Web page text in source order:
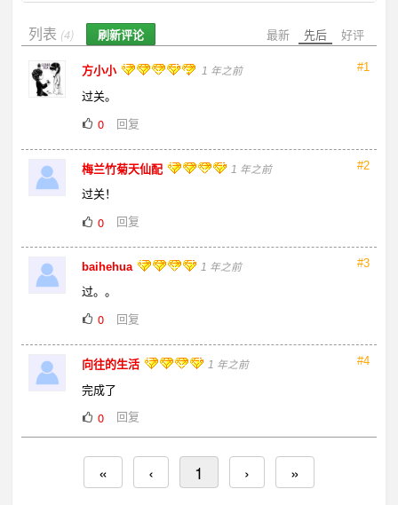
最新 先后 好评
列表 (4) 刷新评论
#1
方小小 1 年之前
过关。
0
回复
#2
梅兰竹菊天仙配 1 年之前
过关！
0
回复
#3
baihehua 1 年之前
过。。
0
回复
#4
向往的生活 1 年之前
完成了
0
回复
« ‹ 1 › »